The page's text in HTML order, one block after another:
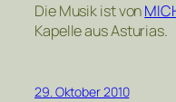
Die Musik ist von
Kapelle aus Asturias.
29. Oktober 2010